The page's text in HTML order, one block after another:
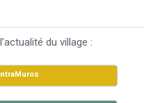
du village :